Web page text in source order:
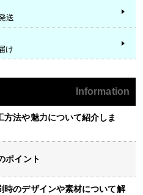
送
け
Information
方法や魅力について紹介しま
ポイント
時のデザインや素材について解